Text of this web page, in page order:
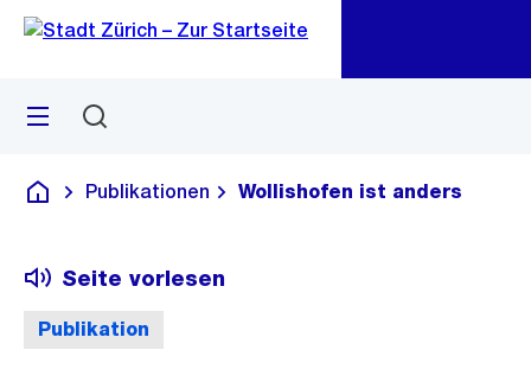
Navigation
Sprunglink
Menü
Deutsch
Publikationen Wollishofen ist anders
Publikation
Seite vorlesen